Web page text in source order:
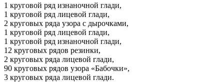
1 круговой ряд изнаночной глади,
1 круговой ряд лицевой глади,
2 круговых ряда узора с дырочками,
1 круговой ряд лицевой глади,
1 круговой ряд изнаночной глади,
12 круговых рядов резинки,
2 круговых ряда лицевой глади,
90 круговых рядов узора «Бабочки»,
3 круговых ряда лицевой глади.